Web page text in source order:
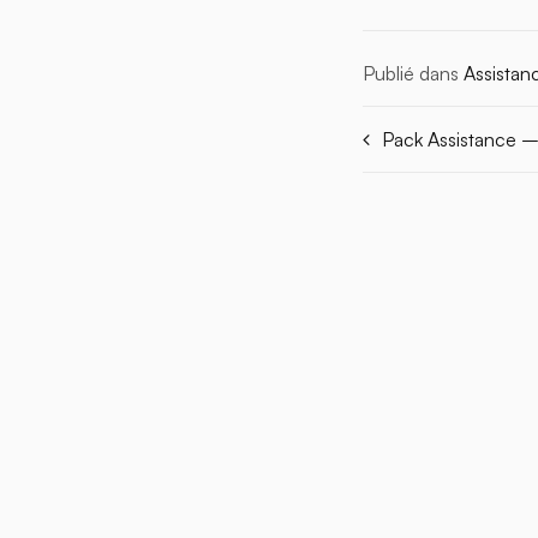
Publié dans
Pack Assistance